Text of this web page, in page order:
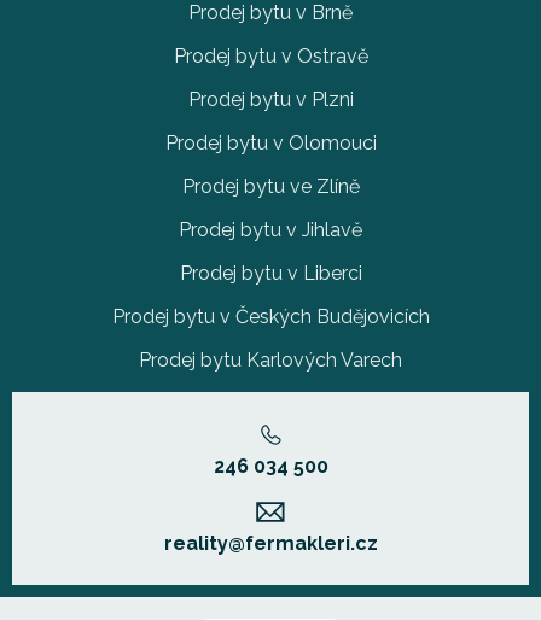
Prodej bytu v Brně
Prodej bytu v Ostravě
Prodej bytu v Plzni
Prodej bytu v Olomouci
Prodej bytu ve Zlíně
Prodej bytu v Jihlavě
Prodej bytu v Liberci
Prodej bytu v Českých Budějovicích
Prodej bytu Karlových Varech
246 034 500
reality@fermakleri.cz